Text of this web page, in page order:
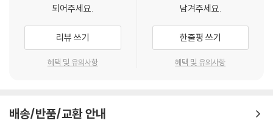
되어주세요.
리뷰 쓰기
혜택 및 유의사항
남겨주세요.
한줄평 쓰기
혜택 및 유의사항
배송/반품/교환 안내